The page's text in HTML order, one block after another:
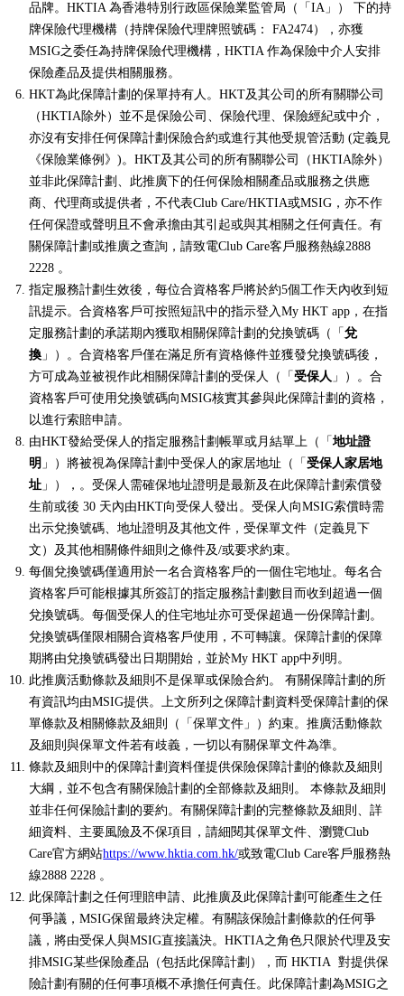
品牌。HKTIA 為香港特別行政區保險業監管局（「IA」） 下的持
牌保險代理機構（持牌保險代理牌照號碼： FA2474），亦獲
MSIG之委任為持牌保險代理機構，HKTIA 作為保險中介人安排
保險產品及提供相關服務。
HKT為此保障計劃的保單持有人。HKT及其公司的所有關聯公司
（HKTIA除外）並不是保險公司、保險代理、保險經紀或中介，
亦沒有安排任何保障計劃保險合約或進行其他受規管活動 (定義見
《保險業條例》)。HKT及其公司的所有關聯公司（HKTIA除外）
並非此保障計劃、此推廣下的任何保險相關產品或服務之供應
商、代理商或提供者，不代表Club Care/HKTIA或MSIG，亦不作
任何保證或聲明且不會承擔由其引起或與其相關之任何責任。有
關保障計劃或推廣之查詢，請致電Club Care客戶服務熱線2888
2228 。
指定服務計劃生效後，每位合資格客戶將於約5個工作天內收到短
訊提示。合資格客戶可按照短訊中的指示登入My HKT app，在指
定服務計劃的承諾期內獲取相關保障計劃的兌換號碼（「兌
換 」）。合資格客戶僅在滿足所有資格條件並獲發兌換號碼後，
方可成為並被視作此相關保障計劃的受保人（「受保人 」）。合
資格客戶可使用兌換號碼向MSIG核實其參與此保障計劃的資格，
以進行索賠申請。
由HKT發給受保人的指定服務計劃帳單或月結單上（「地址證
明 」）將被視為保障計劃中受保人的家居地址（「受保人家居地
址 」），。受保人需確保地址證明是最新及在此保障計劃索償發
生前或後 30 天內由HKT向受保人發出。受保人向MSIG索償時需
出示兌換號碼、地址證明及其他文件，受保單文件（定義見下
文）及其他相關條件細則之條件及/或要求約束。
每個兌換號碼僅適用於一名合資格客戶的一個住宅地址。每名合
資格客戶可能根據其所簽訂的指定服務計劃數目而收到超過一個
兌換號碼。每個受保人的住宅地址亦可受保超過一份保障計劃。
兌換號碼僅限相關合資格客戶使用，不可轉讓。保障計劃的保障
期將由兌換號碼發出日期開始，並於My HKT app中列明。
此推廣活動條款及細則不是保單或保險合約。 有關保障計劃的所
有資訊均由MSIG提供。上文所列之保障計劃資料受保障計劃的保
單條款及相關條款及細則（「保單文件」）約束。推廣活動條款
及細則與保單文件若有歧義，一切以有關保單文件為準。
條款及細則中的保障計劃資料僅提供保險保障計劃的條款及細則
大綱，並不包含有關保險計劃的全部條款及細則。 本條款及細則
並非任何保險計劃的要約。有關保障計劃的完整條款及細則、詳
細資料、主要風險及不保項目，請細閱其保單文件、瀏覽Club
Care官方網站https://www.hktia.com.hk/或致電Club Care客戶服務熱
線2888 2228 。
此保障計劃之任何理賠申請、此推廣及此保障計劃可能產生之任
何爭議，MSIG保留最終決定權。有關該保險計劃條款的任何爭
議，將由受保人與MSIG直接議決。HKTIA之角色只限於代理及安
排MSIG某些保險產品（包括此保障計劃），而 HKTIA 對提供保
險計劃有關的任何事項概不承擔任何責任。此保障計劃為MSIG之